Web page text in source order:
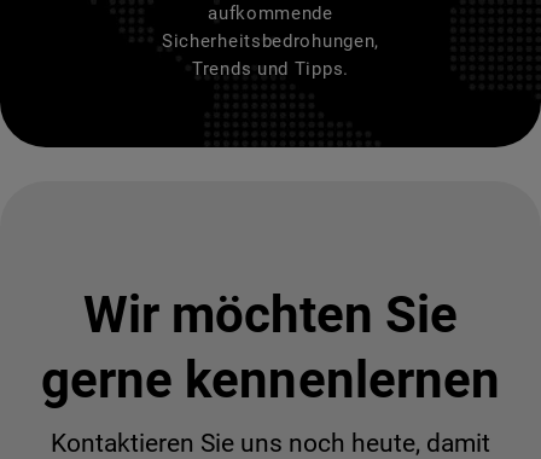
aufkommende
Sicherheitsbedrohungen,
Trends und Tipps.
Wir möchten Sie
gerne kennenlernen
Kontaktieren Sie uns noch heute, damit